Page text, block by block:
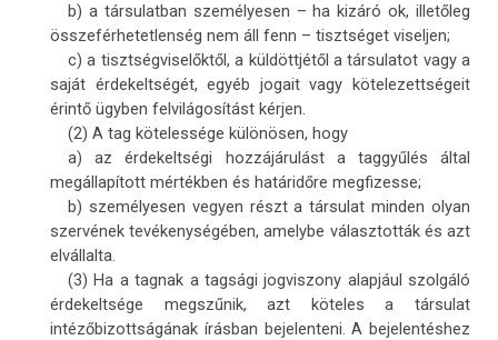
b) a társulatban személyesen – ha kizáró ok, illetőleg
összeférhetetlenség nem áll fenn – tisztséget viseljen;
c) a tisztségviselőktől, a küldöttjétől a társulatot vagy a
saját érdekeltségét, egyéb jogait vagy kötelezettségeit
érintő ügyben felvilágosítást kérjen.
(2) A tag kötelessége különösen, hogy
a) az érdekeltségi hozzájárulást a taggyűlés által
megállapított mértékben és határidőre megfizesse;
b) személyesen vegyen részt a társulat minden olyan
szervének tevékenységében, amelybe választották és azt
elvállalta.
(3) Ha a tagnak a tagsági jogviszony alapjául szolgáló
érdekeltsége megszűnik, azt köteles a társulat
intézőbizottságának írásban bejelenteni. A bejelentéshez